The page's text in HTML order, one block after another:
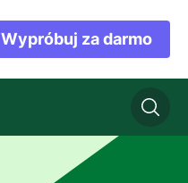
Wypróbuj za darmo